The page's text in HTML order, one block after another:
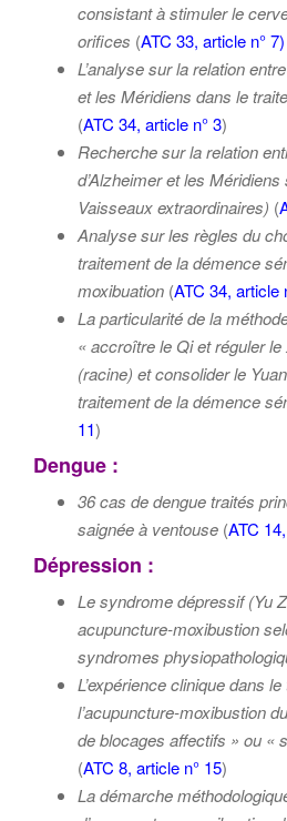
consistant à stimuler le
orifices (ATC 33, article n° 7)
L’analyse sur la relation
et les Méridiens dans le
(ATC 34, article n° 3)
Recherche sur la relation
d’Alzheimer et les
Vaisseaux extraordinaires) (
Analyse sur les règles du
traitement de la démence
moxibuation (ATC 34, article
La particularité de la
« accroître le Qi et réguler
(racine) et consolider le
traitement de la démence
11)
Dengue :
36 cas de dengue traités
saignée à ventouse (ATC
Dépression :
Le syndrome dépressif (Yu
acupuncture-moxibustion
syndromes
L’expérience clinique dans
l’acupuncture-moxibustion
de blocages affectifs » ou «
(ATC 8, article n° 15)
La démarche